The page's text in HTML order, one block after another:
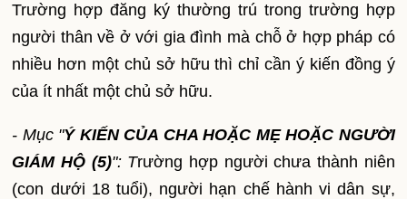
Trường hợp đăng ký thường trú trong trường hợp
người thân về ở với gia đình mà chỗ ở hợp pháp có
nhiều hơn một chủ sở hữu thì chỉ cần ý kiến đồng ý
của ít nhất một chủ sở hữu.
- Mục "Ý KIẾN CỦA CHA HOẶC MẸ HOẶC NGƯỜI
GIÁM HỘ (5)": Trường hợp người chưa thành niên
(con dưới 18 tuổi), người hạn chế hành vi dân sự,